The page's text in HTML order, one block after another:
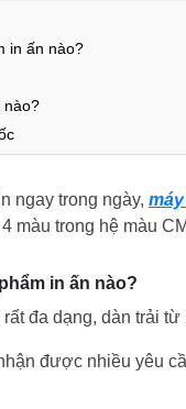
in ấn nào?
nào?
ngay trong ngày,
màu trong hệ màu
in ấn nào?
đa dạng, dàn trải
được nhiều yêu